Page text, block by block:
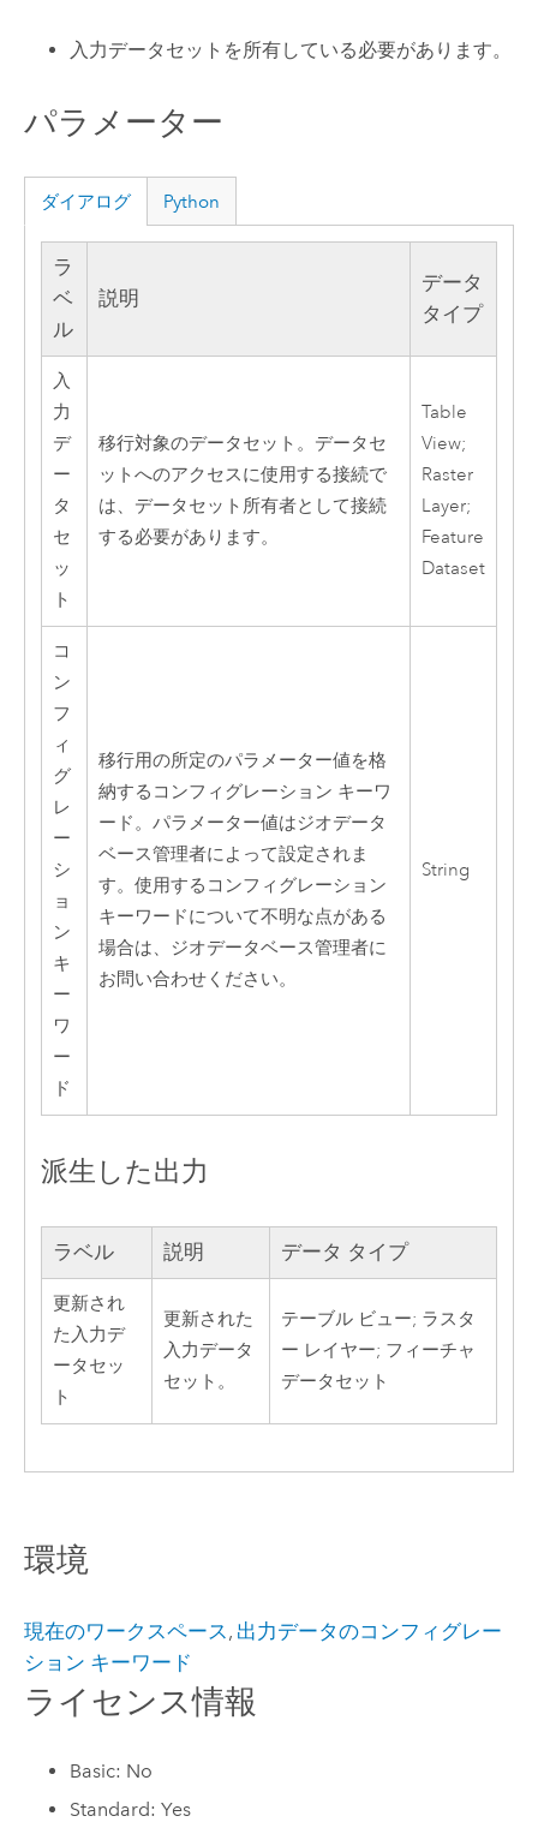
入力データセットを所有している必要があります。
パラメーター
ダイアログ Python
ラ
ベ
ル
説明
データ
タイプ
入
力
デ
ー
タ
セ
ッ
ト
移行対象のデータセット。データセ
ットへのアクセスに使用する接続で
は、データセット所有者として接続
する必要があります。
Table
View;
Raster
Layer;
Feature
Dataset
コ
ン
フ
ィ
グ
レ
ー
シ
ョ
ン
キ
ー
ワ
ー
ド
移行用の所定のパラメーター値を格
納するコンフィグレーション キーワ
ード。パラメーター値はジオデータ
ベース管理者によって設定されま
す。使用するコンフィグレーション
キーワードについて不明な点がある
場合は、ジオデータベース管理者に
お問い合わせください。
String
派生した出力
ラベル 説明 データ タイプ
更新され
た入力デ
ータセッ
ト
更新された
入力データ
セット。
テーブル ビュー; ラスタ
ー レイヤー; フィーチャ
データセット
環境
現在のワークスペース , 出力データのコンフィグレー
ション キーワード
ライセンス情報
Basic: No
Standard: Yes